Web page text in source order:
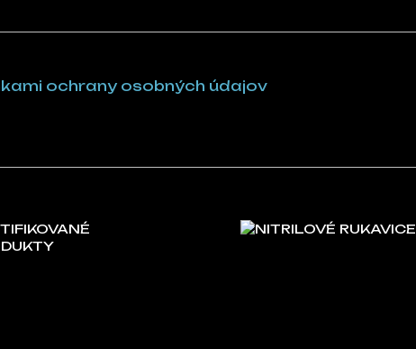
ochrany osobných údajov
NITRILOVÉ RUKAVICE